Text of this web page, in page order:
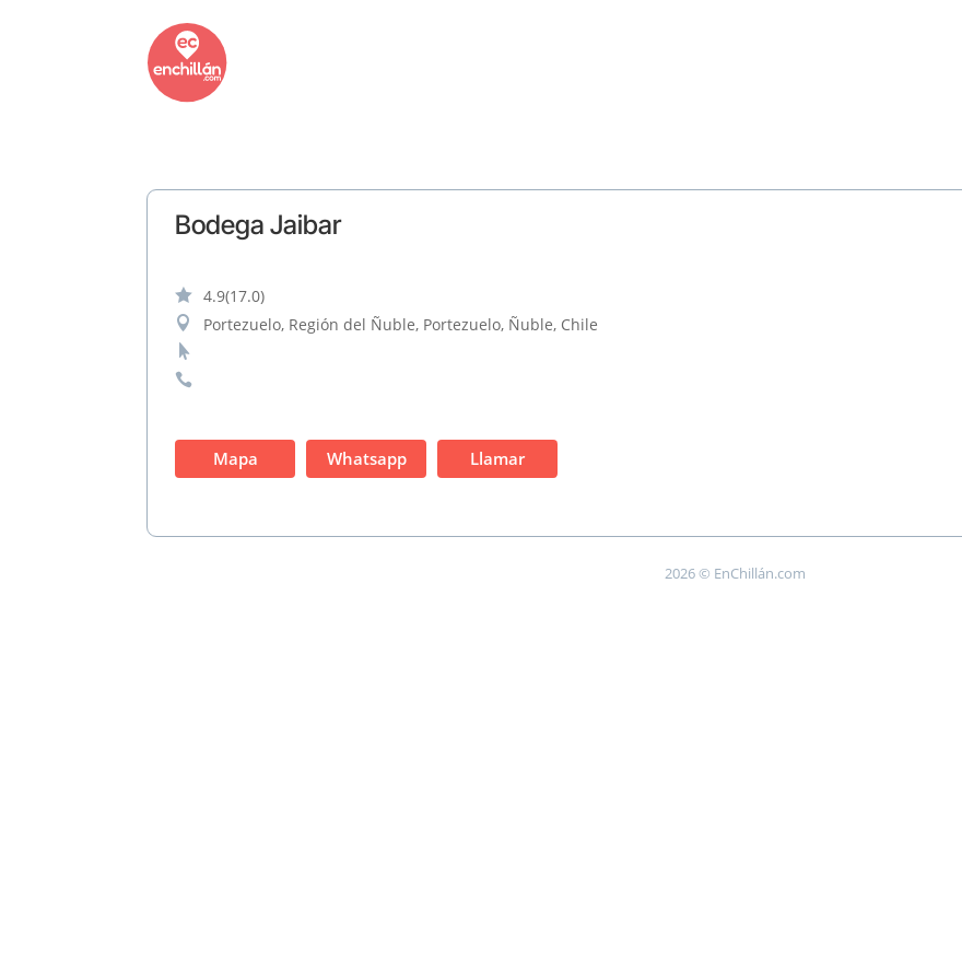
Bodega Jaibar
 4.9(17.0)
 Portezuelo, Región del Ñuble, Portezuelo, Ñuble, Chile


Mapa Whatsapp Llamar
2026 © EnChillán.com